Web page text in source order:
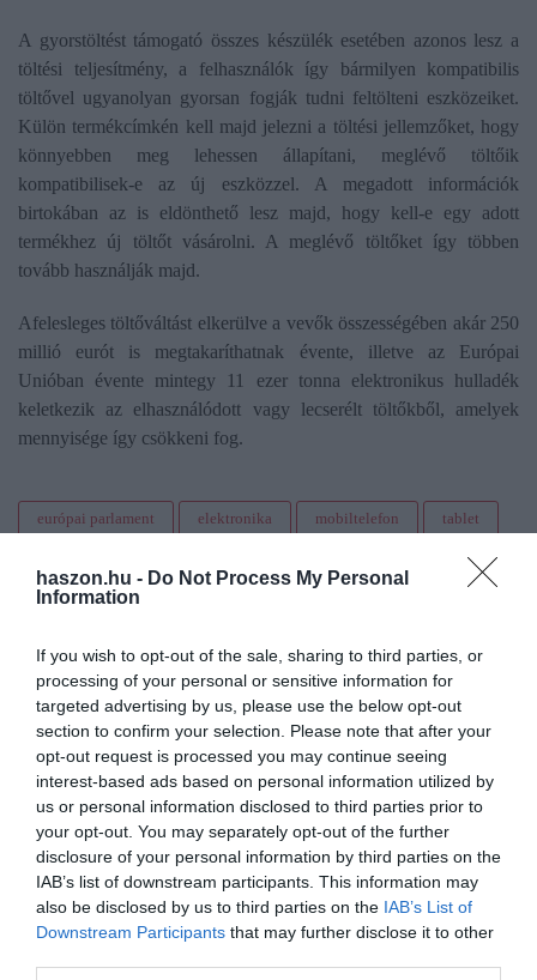
haszon.hu - Do Not Process My Personal
Information
If you wish to opt-out of the sale, sharing to third parties, or
processing of your personal or sensitive information for
targeted advertising by us, please use the below opt-out
section to confirm your selection. Please note that after your
opt-out request is processed you may continue seeing
interest-based ads based on personal information utilized by
us or personal information disclosed to third parties prior to
your opt-out. You may separately opt-out of the further
disclosure of your personal information by third parties on the
IAB’s list of downstream participants. This information may
also be disclosed by us to third parties on the IAB’s List of
Downstream Participants that may further disclose it to other
A gyorstöltést támogató összes készülék esetében azonos lesz a
töltési teljesítmény, a felhasználók így bármilyen kompatibilis
töltővel ugyanolyan gyorsan fogják tudni feltölteni eszközeiket.
Külön termékcímkén kell majd jelezni a töltési jellemzőket, hogy
könnyebben meg lehessen állapítani, meglévő töltőik
kompatibilisek-e az új eszközzel. A megadott információk
birtokában az is eldönthető lesz majd, hogy kell-e egy adott
termékhez új töltőt vásárolni. A meglévő töltőket így többen
tovább használják majd.
Afelesleges töltőváltást elkerülve a vevők összességében akár 250
millió eurót is megtakaríthatnak évente, illetve az Európai
Unióban évente mintegy 11 ezer tonna elektronikus hulladék
keletkezik az elhasználódott vagy lecserélt töltőkből, amelyek
mennyisége így csökkeni fog.
európai parlament elektronika mobiltelefon tablet